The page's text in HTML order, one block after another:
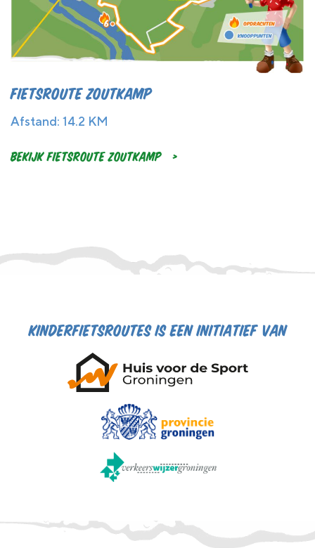
Fietsroute Zoutkamp
Afstand: 14.2 KM
Bekijk Fietsroute Zoutkamp
kinderfietsroutes is een initiatief van